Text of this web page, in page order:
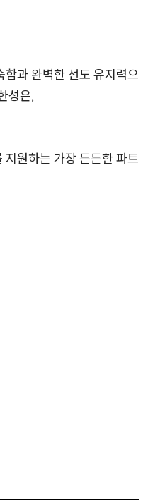
과 완벽한 선도 유지력으
성은,
원하는 가장 든든한 파트